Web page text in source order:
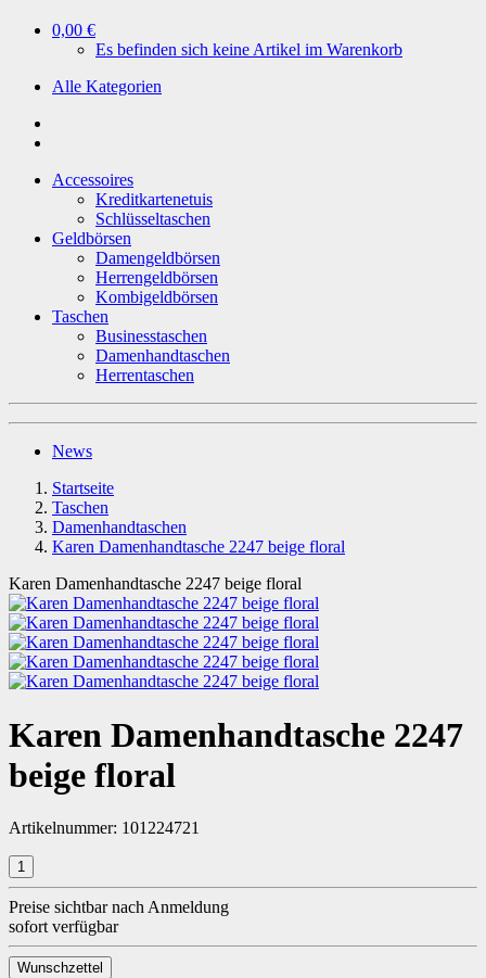
0,00 €
Es befinden sich keine Artikel im Warenkorb
Alle Kategorien
Accessoires
Kreditkartenetuis
Schlüsseltaschen
Geldbörsen
Damengeldbörsen
Herrengeldbörsen
Kombigeldbörsen
Taschen
Businesstaschen
Damenhandtaschen
Herrentaschen
News
Startseite
Taschen
Damenhandtaschen
Karen Damenhandtasche 2247 beige floral
Karen Damenhandtasche 2247 beige floral
Karen Damenhandtasche 2247
beige floral
Artikelnummer: 101224721
Preise sichtbar nach Anmeldung
sofort verfügbar
Wunschzettel